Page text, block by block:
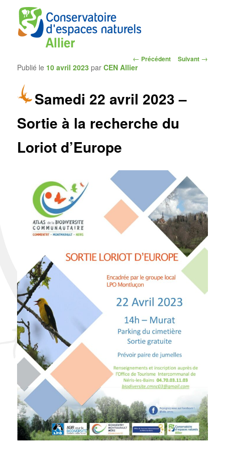
CEN Allier
Navigation
des
← Précédent Suivant →
Samedi 22 avril 2023 –
Sortie à la recherche du
Loriot d’Europe
Publié le 10 avril 2023 parCEN Allier